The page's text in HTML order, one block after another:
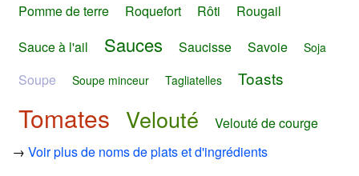
Pomme de terre
Roquefort Rôti
Rougail
Sauce à l'ail
Sauces Saucisse Savoie Soja
Soupe Soupe minceur Tagliatelles Toasts
Tomates Velouté
Velouté de courge
→ Voir plus de noms de plats et d'ingrédients